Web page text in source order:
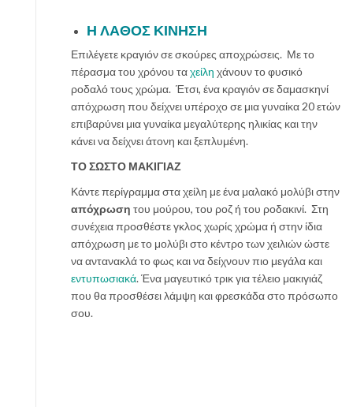
Η ΛΑΘΟΣ ΚΙΝΗΣΗ
Επιλέγετε κραγιόν σε σκούρες αποχρώσεις. Με το
πέρασμα του χρόνου ταχείλη χάνουν το φυσικό
ροδαλό τους χρώμα. Έτσι, ένα κραγιόν σε δαμασκηνί
απόχρωση που δείχνει υπέροχο σε μια γυναίκα 20 ετών
επιβαρύνει μια γυναίκα μεγαλύτερης ηλικίας και την
κάνει να δείχνει άτονη και ξεπλυμένη.
ΤΟ ΣΩΣΤΟ ΜΑΚΙΓΙΑΖ
Κάντε περίγραμμα στα χείλη με ένα μαλακό μολύβι στην
απόχρωση του μούρου, του ροζ ή του ροδακινί. Στη
συνέχεια προσθέστε γκλος χωρίς χρώμα ή στην ίδια
απόχρωση με το μολύβι στο κέντρο των χειλιών ώστε
να αντανακλά το φως και να δείχνουν πιο μεγάλα και
εντυπωσιακά. Ένα μαγευτικό τρικ για τέλειο μακιγιάζ
που θα προσθέσει λάμψη και φρεσκάδα στο πρόσωπο
σου.